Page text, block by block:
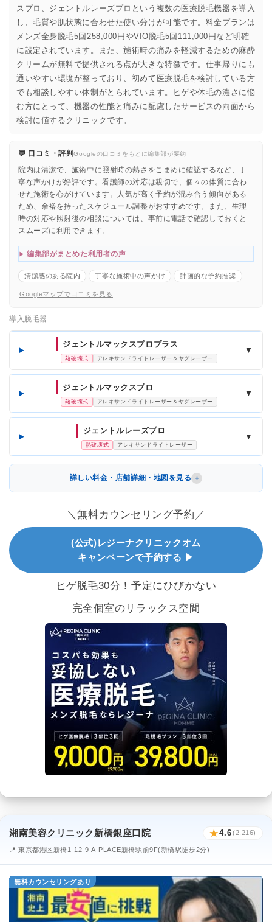
スプロ、ジェントルレーズプロという複数の医療脱毛機器を導入
し、毛質や肌状態に合わせた使い分けが可能です。料金プランは
メンズ全身脱毛5回258,000円やVIO脱毛5回111,000円など明確
に設定されています。また、施術時の痛みを軽減するための麻酔
クリームが無料で提供される点が大きな特徴です。仕事帰りにも
通いやすい環境が整っており、初めて医療脱毛を検討している方
でも相談しやすい体制がとられています。ヒゲや体毛の濃さに悩
む方にとって、機器の性能と痛みに配慮したサービスの両面から
検討に値するクリニックです。
💬 口コミ・評判Googleの口コミをもとに編集部が要約
院内は清潔で、施術中に照射時の熱さをこまめに確認するなど、丁
寧な声かけが好評です。看護師の対応は親切で、個々の体質に合わ
せた施術を心がけています。人気が高く予約が混み合う傾向がある
ため、余裕を持ったスケジュール調整がおすすめです。また、生理
時の対応や照射後の相談については、事前に電話で確認しておくと
スムーズに利用できます。
編集部がまとめた利用者の声
清潔感のある院内 丁寧な施術中の声かけ 計画的な予約推奨
Googleマップで口コミを見る
導入脱毛器
ジェントルマックスプロプラス
熱破壊式 アレキサンドライトレーザー＆ヤグレーザー
▼
ジェントルマックスプロ
熱破壊式 アレキサンドライトレーザー＆ヤグレーザー
▼
ジェントルレーズプロ
熱破壊式 アレキサンドライトレーザー
▼
詳しい料金・店舗詳細・地図を見る
＼無料カウンセリング予約／
(公式)レジーナクリニックオム
キャンペーンで予約する ▶
ヒゲ脱毛30分！予定にひびかない
完全個室のリラックス空間
湘南美容クリニック新橋銀座口院 ★4.6(2,216)
📍 東京都港区新橋1-12-9 A-PLACE新橋駅前9F(新橋駅徒歩2分)
無料カウンセリングあり